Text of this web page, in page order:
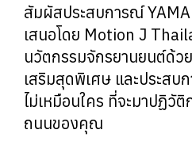
สัมผัสประสบการณ์
เสนอโดย Motion J
นวัตกรรมจักรยานยนต์ด้
เสริมสุดพิเศษ และประสบ
ไม่เหมือนใคร ที่จะมาปฏิวั
ถนนของคุณ